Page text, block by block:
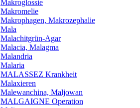
Makroglossie
Makromelie
Makrophagen, Makrozephalie
Mala
Malachitgrün-Agar
Malacia, Malagma
Malandria
Malaria
MALASSEZ Krankheit
Malaxieren
Malewanchina, Maljowan
MALGAIGNE Operation